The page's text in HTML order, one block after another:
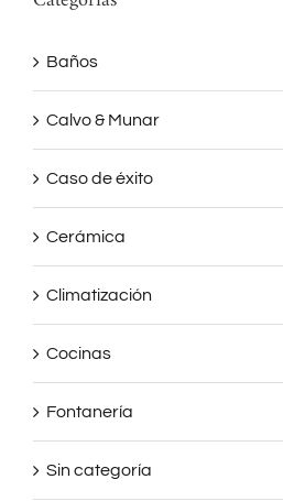
Baños
Calvo & Munar
Caso de éxito
Cerámica
Climatización
Cocinas
Fontanería
Sin categoría